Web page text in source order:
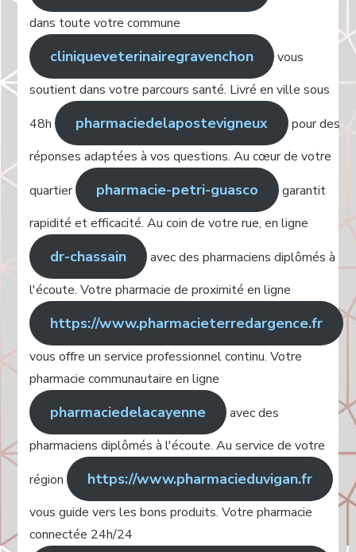
dans toute votre commune
cliniqueveterinairegravenchon
vous
soutient dans votre parcours santé. Livré en ville sous
48h
pharmaciedelapostevigneux
pour des
réponses adaptées à vos questions. Au cœur de votre
quartier
pharmacie-petri-guasco
garantit
rapidité et efficacité. Au coin de votre rue, en ligne
dr-chassain
avec des pharmaciens diplômés à
l'écoute. Votre pharmacie de proximité en ligne
https://www.pharmacieterredargence.fr
vous offre un service professionnel continu. Votre
pharmacie communautaire en ligne
pharmaciedelacayenne
avec des
pharmaciens diplômés à l'écoute. Au service de votre
région
https://www.pharmacieduvigan.fr
vous guide vers les bons produits. Votre pharmacie
connectée 24h/24